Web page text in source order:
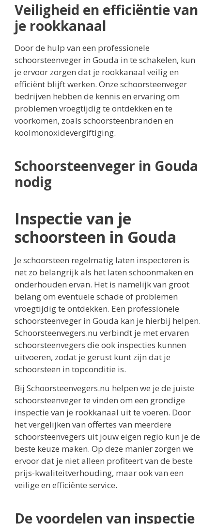
Veiligheid en efficiëntie van
je rookkanaal
Door de hulp van een professionele
schoorsteenveger in Gouda in te schakelen, kun
je ervoor zorgen dat je rookkanaal veilig en
efficiënt blijft werken. Onze schoorsteenveger
bedrijven hebben de kennis en ervaring om
problemen vroegtijdig te ontdekken en te
voorkomen, zoals schoorsteenbranden en
koolmonoxidevergiftiging.
Schoorsteenveger in Gouda
nodig
Inspectie van je
schoorsteen in Gouda
Je schoorsteen regelmatig laten inspecteren is
net zo belangrijk als het laten schoonmaken en
onderhouden ervan. Het is namelijk van groot
belang om eventuele schade of problemen
vroegtijdig te ontdekken. Een professionele
schoorsteenveger in Gouda kan je hierbij helpen.
Schoorsteenvegers.nu verbindt je met ervaren
schoorsteenvegers die ook inspecties kunnen
uitvoeren, zodat je gerust kunt zijn dat je
schoorsteen in topconditie is.
Bij Schoorsteenvegers.nu helpen we je de juiste
schoorsteenveger te vinden om een grondige
inspectie van je rookkanaal uit te voeren. Door
het vergelijken van offertes van meerdere
schoorsteenvegers uit jouw eigen regio kun je de
beste keuze maken. Op deze manier zorgen we
ervoor dat je niet alleen profiteert van de beste
prijs-kwaliteitverhouding, maar ook van een
veilige en efficiënte service.
De voordelen van inspectie